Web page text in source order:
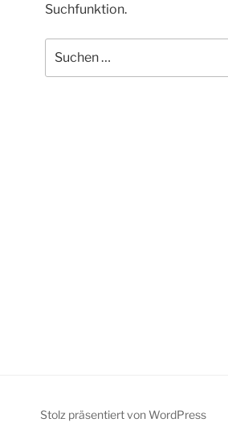
Suchfunktion.
nach:
Stolz präsentiert von WordPress